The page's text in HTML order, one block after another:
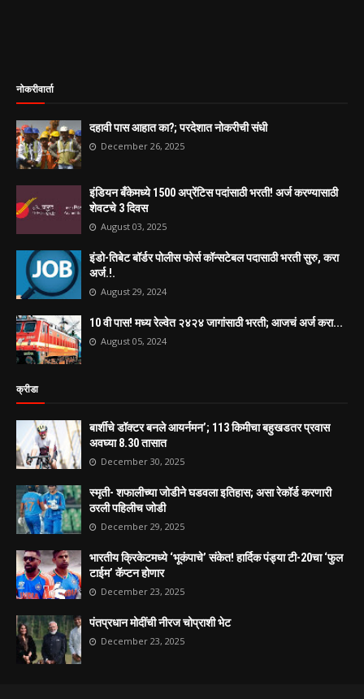
नोकरीवार्ता
दहावी पास आहात का?; परदेशात नोकरीची संधी
December 26, 2025
इंडियन बँकेमध्ये 1500 अप्रेंटिस पदांसाठी भरती! अर्ज करण्यासाठी
शेवटचे 3 दिवस
August 03, 2025
इंडो-तिबेट बॉर्डर पोलीस फोर्स कॉन्सटेबल पदासाठी भरती सुरु, करा
अर्ज.!.
August 29, 2024
10 वी पास! मध्य रेल्वेत २४२४ जागांसाठी भरती; आजचं अर्ज करा...
August 05, 2024
क्रीडा
बार्शीचे डॉक्टर बनले आयर्नमन’; 113 किमीचा बहुखडतर प्रवास
अवघ्या 8.30 तासात
December 30, 2025
स्मृती- शफालीच्या जोडीने घडवला इतिहास; असा रेकॉर्ड करणारी
ठरली पहिलीच जोडी
December 29, 2025
भारतीय क्रिकेटमध्ये ‘भूकंपाचे’ संकेत! हार्दिक पंड्या टी-20चा ‘फुल
टाईम’ कॅप्टन होणार
December 23, 2025
पंतप्रधान मोदींची नीरज चोप्राशी भेट
December 23, 2025